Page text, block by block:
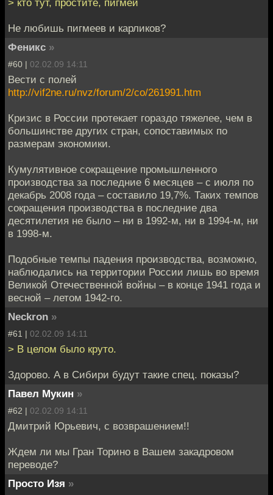
> кто тут, простите, пигмей
Не любишь пигмеев и карликов?
Феникс »
#60 | 02.02.09 14:11
Вести с полей
http://vif2ne.ru/nvz/forum/2/co/261991.htm
Кризис в России протекает гораздо тяжелее, чем в
большинстве других стран, сопоставимых по
размерам экономики.
Кумулятивное сокращение промышленного
производства за последние 6 месяцев – с июля по
декабрь 2008 года – составило 19,7%. Таких темпов
сокращения производства в последние два
десятилетия не было – ни в 1992-м, ни в 1994-м, ни
в 1998-м.
Подобные темпы падения производства, возможно,
наблюдались на территории России лишь во время
Великой Отечественной войны – в конце 1941 года и
весной – летом 1942-го.
Neckron »
#61 | 02.02.09 14:11
> В целом было круто.
Здорово. А в Сибири будут такие спец. показы?
Павел Мукин »
#62 | 02.02.09 14:11
Дмитрий Юрьевич, с возврашением!!
Ждем ли мы Гран Торино в Вашем закадровом
переводе?
Просто Изя »